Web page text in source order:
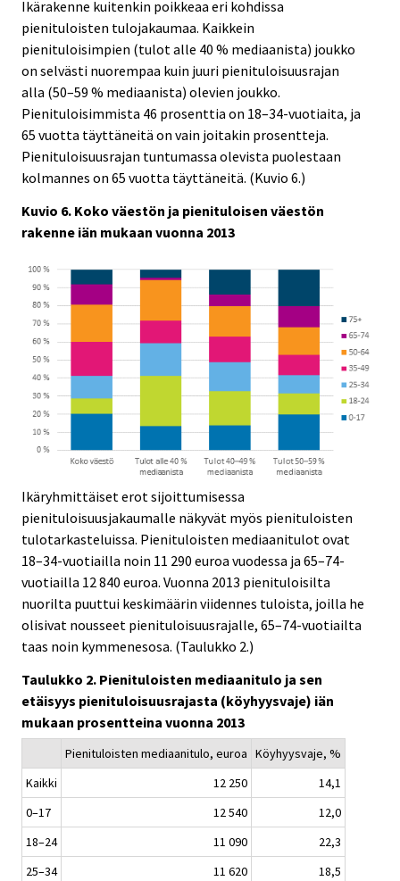
Ikärakenne kuitenkin poikkeaa eri kohdissa
pienituloisten tulojakaumaa. Kaikkein
pienituloisimpien (tulot alle 40 % mediaanista) joukko
on selvästi nuorempaa kuin juuri pienituloisuusrajan
alla (50–59 % mediaanista) olevien joukko.
Pienituloisimmista 46 prosenttia on 18–34-vuotiaita, ja
65 vuotta täyttäneitä on vain joitakin prosentteja.
Pienituloisuusrajan tuntumassa olevista puolestaan
kolmannes on 65 vuotta täyttäneitä. (Kuvio 6.)
Kuvio 6. Koko väestön ja pienituloisen väestön
rakenne iän mukaan vuonna 2013
Ikäryhmittäiset erot sijoittumisessa
pienituloisuusjakaumalle näkyvät myös pienituloisten
tulotarkasteluissa. Pienituloisten mediaanitulot ovat
18–34-vuotiailla noin 11 290 euroa vuodessa ja 65–74-
vuotiailla 12 840 euroa. Vuonna 2013 pienituloisilta
nuorilta puuttui keskimäärin viidennes tuloista, joilla he
olisivat nousseet pienituloisuusrajalle, 65–74-vuotiailta
taas noin kymmenesosa. (Taulukko 2.)
Taulukko 2. Pienituloisten mediaanitulo ja sen
etäisyys pienituloisuusrajasta (köyhyysvaje) iän
mukaan prosentteina vuonna 2013
Pienituloisten mediaanitulo, euroa Köyhyysvaje, %
Kaikki
12 250
14,1
0–17
12 540
12,0
18–24
11 090
22,3
25–34
11 620
18,5